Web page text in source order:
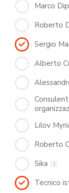
Marco
Roberto
Sergio
Alberto
Lilov
Roberto
Sika 1
Tecnico